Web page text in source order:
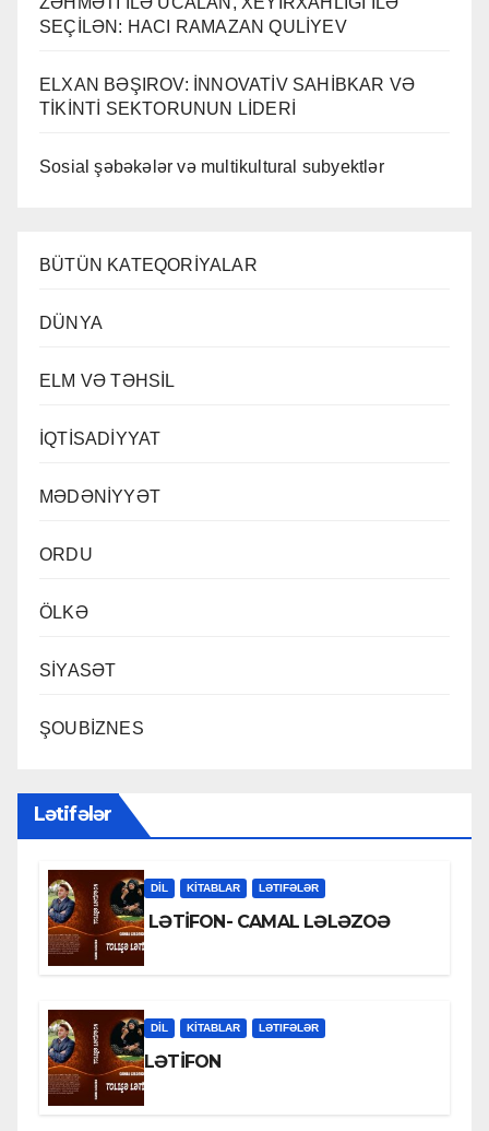
SEÇİLƏN: HACI RAMAZAN QULİYEV
ELXAN BƏŞIROV: İNNOVATİV SAHİBKAR VƏ
TİKİNTİ SEKTORUNUN LİDERİ
Sosial şəbəkələr və multikultural subyektlər
BÜTÜN KATEQORİYALAR
DÜNYA
ELM VƏ TƏHSİL
İQTİSADİYYAT
MƏDƏNİYYƏT
ORDU
ÖLKƏ
SİYASƏT
ŞOUBİZNES
Lətifələr
DİL KİTABLAR LƏTIFƏLƏR
LƏTİFON- CAMAL LƏLƏZOƏ
DİL KİTABLAR LƏTIFƏLƏR
LƏTİFON